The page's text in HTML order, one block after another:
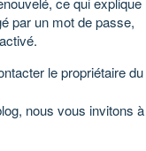
par un mot de passe,
le propriétaire du
nous vous invitons à